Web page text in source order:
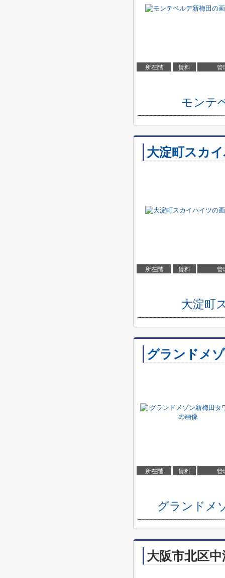
所在階 賃料 管
モンテ
大淀町スカ
所在階 賃料 管
大淀町
グランドメ
所在階 賃料 管
グランドメ
大阪市北区